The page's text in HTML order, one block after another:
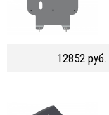
12852 руб.